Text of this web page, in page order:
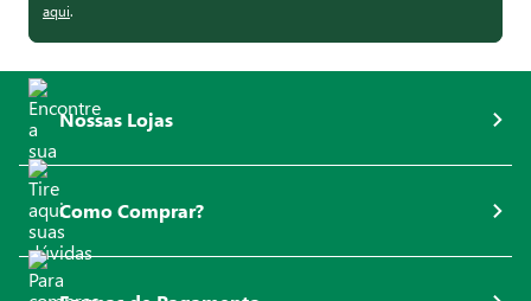
aqui.
Nossas Lojas
Como Comprar?